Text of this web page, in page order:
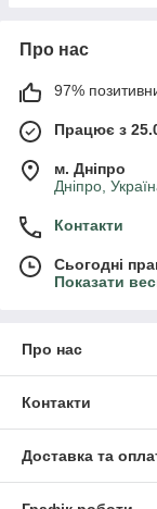
Про нас
97%
Працює з
м. Дніпро
Дніпро,
Контакти
Сьогодні
Показати
Про нас
Контакти
Доставка та